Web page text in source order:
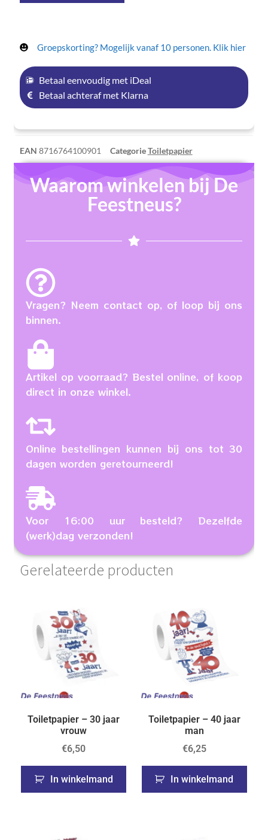
Groepskorting? Mogelijk vanaf 10 personen. Klik hier
Betaal eenvoudig met iDeal
Betaal achteraf met Klarna
EAN 8716764100901 CategorieToiletpapier
Waarom winkelen bij De
Feestneus?
Vragen? Neem contact op, of loop bij ons
binnen.
Artikel op voorraad? Bestel online, of koop
direct in onze winkel.
Online bestellingen kunnen bij ons tot 30
dagen worden geretourneerd!
Voor 16:00 uur besteld? Dezelfde
(werk)dag verzonden!
Gerelateerde producten
Toiletpapier – 30 jaar
vrouw
€6,50
In winkelmand
Toiletpapier – 40 jaar
man
€6,25
In winkelmand